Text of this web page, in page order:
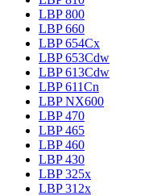
LBP 800
LBP 660
LBP 654Cx
LBP 653Cdw
LBP 613Cdw
LBP 611Cn
LBP NX600
LBP 470
LBP 465
LBP 460
LBP 430
LBP 325x
LBP 312x